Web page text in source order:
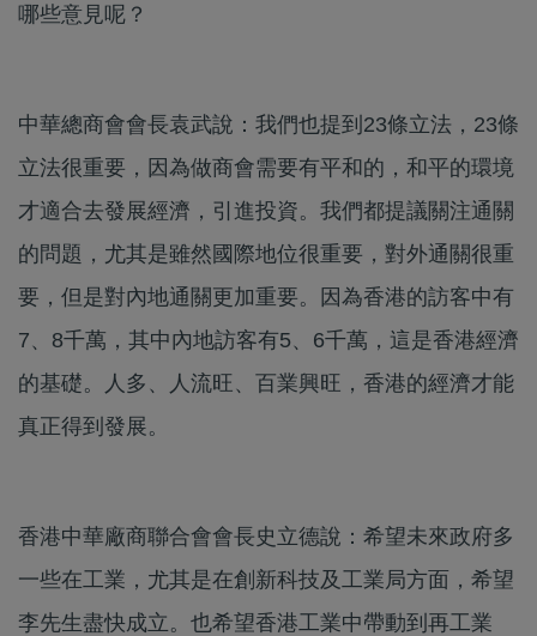
哪些意見呢？
中華總商會會長袁武說：我們也提到23條立法，23條
立法很重要，因為做商會需要有平和的，和平的環境
才適合去發展經濟，引進投資。我們都提議關注通關
的問題，尤其是雖然國際地位很重要，對外通關很重
要，但是對內地通關更加重要。因為香港的訪客中有
7、8千萬，其中內地訪客有5、6千萬，這是香港經濟
的基礎。人多、人流旺、百業興旺，香港的經濟才能
真正得到發展。
香港中華廠商聯合會會長史立德說：希望未來政府多
一些在工業，尤其是在創新科技及工業局方面，希望
李先生盡快成立。也希望香港工業中帶動到再工業